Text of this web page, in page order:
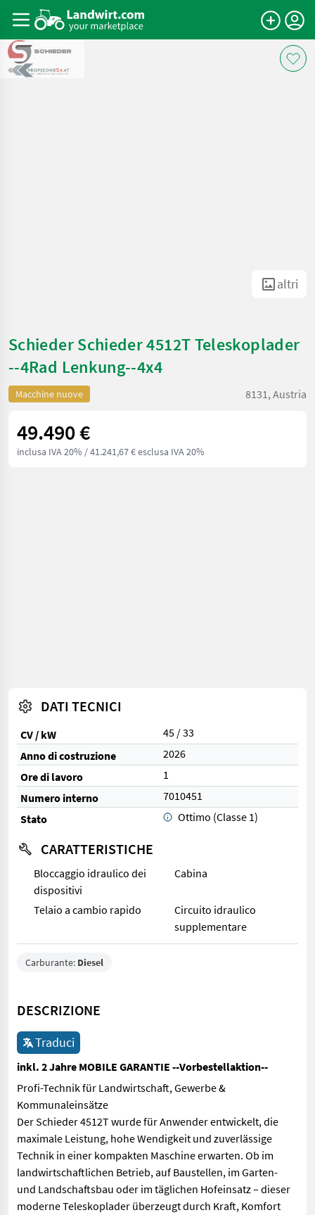
altri
Schieder Schieder 4512T Teleskoplader
--4Rad Lenkung--4x4
Macchine nuove 8131, Austria
49.490 €
inclusa IVA 20% / 41.241,67 € esclusa IVA 20%
DATI TECNICI
CV / kW
45 / 33
Anno di costruzione
2026
Ore di lavoro
1
Numero interno
7010451
Stato
Ottimo (Classe 1)
CARATTERISTICHE
Bloccaggio idraulico dei
dispositivi
Cabina
Telaio a cambio rapido
Circuito idraulico
supplementare
Carburante: Diesel
DESCRIZIONE
Traduci
inkl. 2 Jahre MOBILE GARANTIE --Vorbestellaktion--
Profi-Technik für Landwirtschaft, Gewerbe &
Kommunaleinsätze
Der Schieder 4512T wurde für Anwender entwickelt, die
maximale Leistung, hohe Wendigkeit und zuverlässige
Technik in einer kompakten Maschine erwarten. Ob im
landwirtschaftlichen Betrieb, auf Baustellen, im Garten-
und Landschaftsbau oder im täglichen Hofeinsatz – dieser
moderne Teleskoplader überzeugt durch Kraft, Komfort